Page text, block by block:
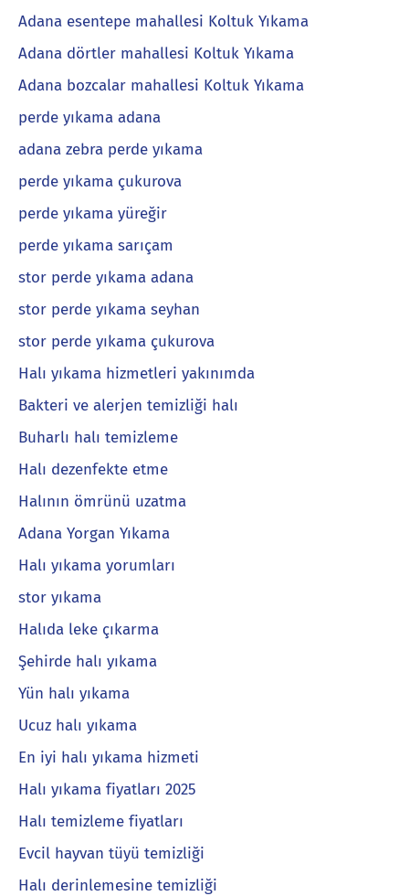
Adana esentepe mahallesi Koltuk Yıkama
Adana dörtler mahallesi Koltuk Yıkama
Adana bozcalar mahallesi Koltuk Yıkama
perde yıkama adana
adana zebra perde yıkama
perde yıkama çukurova
perde yıkama yüreğir
perde yıkama sarıçam
stor perde yıkama adana
stor perde yıkama seyhan
stor perde yıkama çukurova
Halı yıkama hizmetleri yakınımda
Bakteri ve alerjen temizliği halı
Buharlı halı temizleme
Halı dezenfekte etme
Halının ömrünü uzatma
Adana Yorgan Yıkama
Halı yıkama yorumları
stor yıkama
Halıda leke çıkarma
Şehirde halı yıkama
Yün halı yıkama
Ucuz halı yıkama
En iyi halı yıkama hizmeti
Halı yıkama fiyatları 2025
Halı temizleme fiyatları
Evcil hayvan tüyü temizliği
Halı derinlemesine temizliği